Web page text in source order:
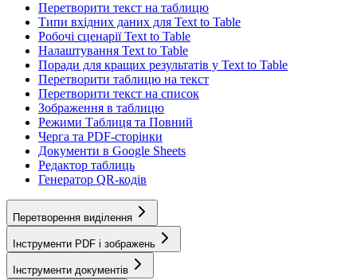
Перетворити текст на таблицю
Типи вхідних даних для Text to Table
Робочі сценарії Text to Table
Налаштування Text to Table
Поради для кращих результатів у Text to Table
Перетворити таблицю на текст
Перетворити текст на список
Зображення в таблицю
Режими Таблиця та Повний
Черга та PDF-сторінки
Документи в Google Sheets
Редактор таблиць
Генератор QR-кодів
Перетворення виділення
Інструменти PDF і зображень
Інструменти документів